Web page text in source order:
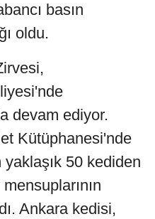
basın
oldu.
devam ediyor.
Kütüphanesi'nde
yaklaşık 50 kediden
Ankara kedisi,